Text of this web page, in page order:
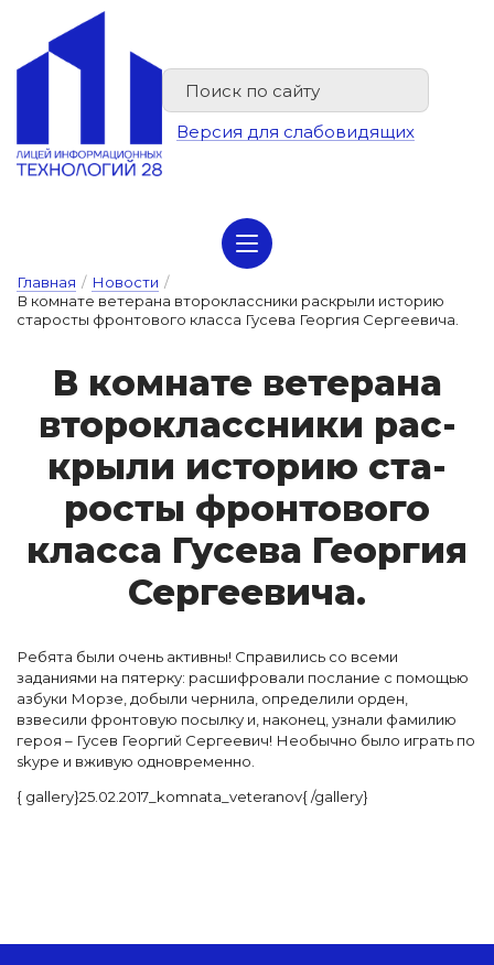
Версия для слабовидящих
Главная / Новости /
В комнате ветерана второклассники раскрыли историю
старосты фронтового класса Гусева Георгия Сергеевича.
В ком­на­те ве­те­ра­на
вто­рок­лас­сни­ки рас­
кры­ли ис­то­рию ста­
рос­ты фрон­то­во­го
клас­са Гу­се­ва Ге­ор­гия
Сер­ге­е­ви­ча.
Ребята были очень активны! Справились со всеми
заданиями на пятерку: расшифровали послание с помощью
азбуки Морзе, добыли чернила, определили орден,
взвесили фронтовую посылку и, наконец, узнали фамилию
героя – Гусев Георгий Сергеевич! Необычно было играть по
skype и вживую одновременно.
{ gallery}25.02.2017_komnata_veteranov{ /gallery}